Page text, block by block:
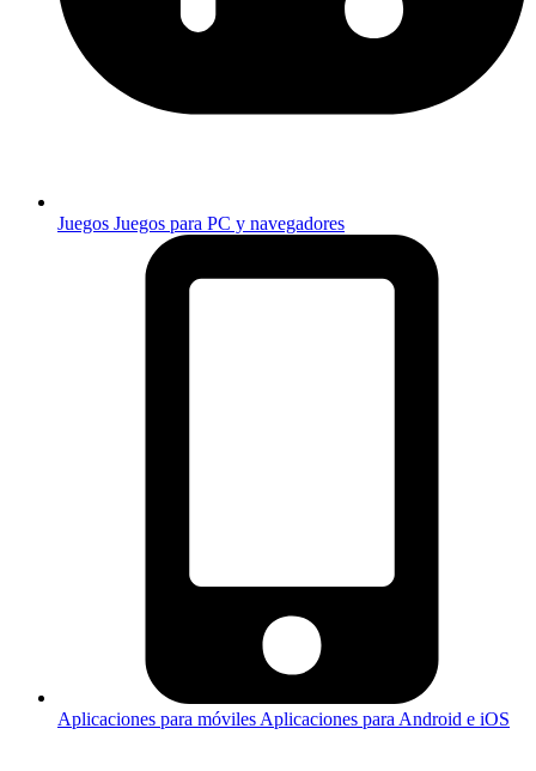
Juegos Juegos para PC y navegadores
Aplicaciones para móviles Aplicaciones para Android e iOS